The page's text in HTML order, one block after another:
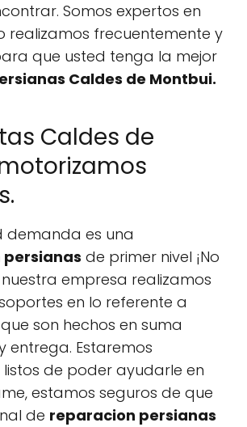
Somos expertos en
realizamos frecuentemente y
que usted tenga la mejor
Caldes de Montbui.
Caldes de
demanda es una
de primer nivel ¡No
empresa realizamos
en lo referente a
son hechos en suma
entrega. Estaremos
de poder ayudarle en
estamos seguros de que
de reparacion persianas